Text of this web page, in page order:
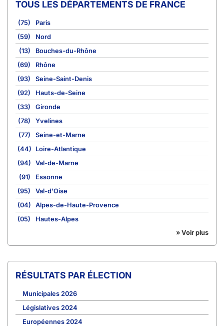
TOUS LES DÉPARTEMENTS DE FRANCE
(75)
Paris
(59)
Nord
(13)
Bouches-du-Rhône
(69)
Rhône
(93)
Seine-Saint-Denis
(92)
Hauts-de-Seine
(33)
Gironde
(78)
Yvelines
(77)
Seine-et-Marne
(44)
Loire-Atlantique
(94)
Val-de-Marne
(91)
Essonne
(95)
Val-d'Oise
(04)
Alpes-de-Haute-Provence
(05)
Hautes-Alpes
» Voir plus
RÉSULTATS PAR ÉLECTION
Municipales 2026
Législatives 2024
Européennes 2024